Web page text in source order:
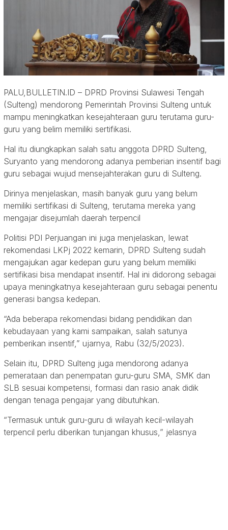
PALU,BULLETIN.ID – DPRD Provinsi Sulawesi Tengah
(Sulteng) mendorong Pemerintah Provinsi Sulteng untuk
mampu meningkatkan kesejahteraan guru terutama guru-
guru yang belim memiliki sertifikasi.
Hal itu diungkapkan salah satu anggota DPRD Sulteng,
Suryanto yang mendorong adanya pemberian insentif bagi
guru sebagai wujud mensejahterakan guru di Sulteng.
Dirinya menjelaskan, masih banyak guru yang belum
memiliki sertifikasi di Sulteng, terutama mereka yang
mengajar disejumlah daerah terpencil
Politisi PDI Perjuangan ini juga menjelaskan, lewat
rekomendasi LKPj 2022 kemarin, DPRD Sulteng sudah
mengajukan agar kedepan guru yang belum memiliki
sertifikasi bisa mendapat insentif. Hal ini didorong sebagai
upaya meningkatnya kesejahteraan guru sebagai penentu
generasi bangsa kedepan.
“Ada beberapa rekomendasi bidang pendidikan dan
kebudayaan yang kami sampaikan, salah satunya
pemberikan insentif,” ujarnya, Rabu (32/5/2023).
Selain itu, DPRD Sulteng juga mendorong adanya
pemerataan dan penempatan guru-guru SMA, SMK dan
SLB sesuai kompetensi, formasi dan rasio anak didik
dengan tenaga pengajar yang dibutuhkan.
“Termasuk untuk guru-guru di wilayah kecil-wilayah
terpencil perlu diberikan tunjangan khusus,” jelasnya